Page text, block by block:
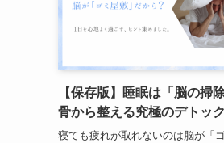
【保存版】睡眠は「脳の掃
骨から整える究極のデトッ
寝ても疲れが取れないのは脳が「ゴ